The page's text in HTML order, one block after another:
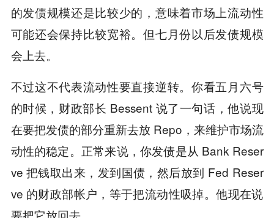
的发债规模还是比较少的，意味着市场上流动性
可能还会保持比较宽裕。但七月份以后发债规模
会上去。
不过这不代表流动性要直接逆转。你看五月六号
的时候，财政部长 Bessent 说了一句话，他说现
在要把发债的部分重新去放 Repo，来维护市场流
动性的稳定。正常来说，你发债是从 Bank Reser
ve 把钱取出来，发到国债，然后放到 Fed Reser
ve 的财政部帐户，等于把流动性吸掉。他现在说
要把它放回去。